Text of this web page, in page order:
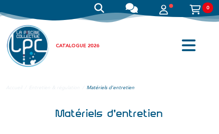
0
CATALOGUE 2026
Matériels d'entretien
Matériels d'entretien